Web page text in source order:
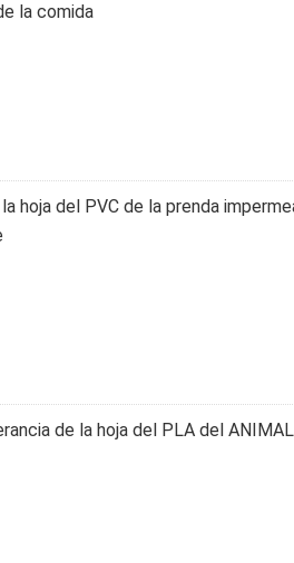
la comida
hoja del PVC de la prenda
de la hoja del PLA del